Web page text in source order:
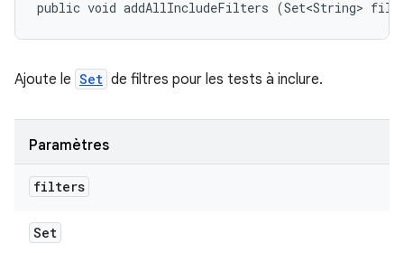
public void addAllIncludeFilters (Set<String>
Ajoute le Set de filtres pour les tests à inclure.
Paramètres
filters
Set